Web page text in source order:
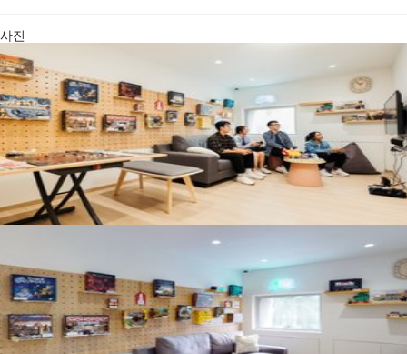
사진